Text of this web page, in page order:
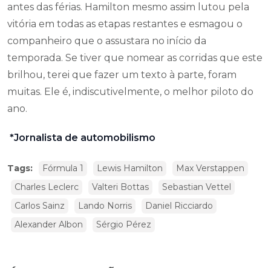
antes das férias. Hamilton mesmo assim lutou pela
vitória em todas as etapas restantes e esmagou o
companheiro que o assustara no início da
temporada. Se tiver que nomear as corridas que este
brilhou, terei que fazer um texto à parte, foram
muitas. Ele é, indiscutivelmente, o melhor piloto do
ano.
*Jornalista de automobilismo
Tags: Fórmula 1 Lewis Hamilton
Max Verstappen
Charles Leclerc
Valteri Bottas
Sebastian Vettel
Carlos Sainz
Lando Norris
Daniel Ricciardo
Alexander Albon
Sérgio Pérez